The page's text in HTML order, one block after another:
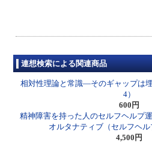
連想検索による関連商品
相対性理論と常識―そのギャップは
4）
600円
精神障害を持った人のセルフヘルプ
オルタナティブ（セルフヘル
4,500円